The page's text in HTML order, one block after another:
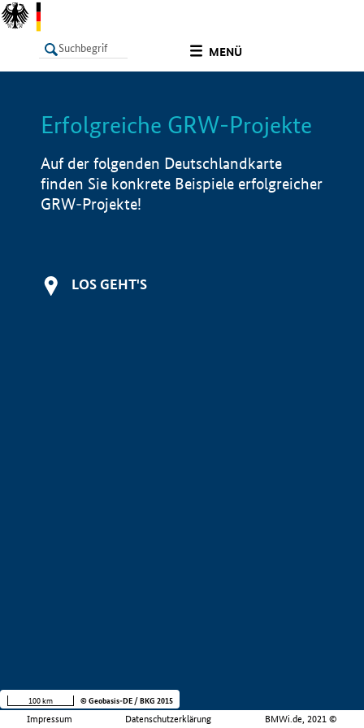
MENÜ
LISTE Info
Erfolgreiche GRW-Projekte
Auf der folgenden Deutschlandkarte
finden Sie konkrete Beispiele erfolgreicher
GRW-Projekte!
LOS GEHT'S
Impressum Datenschutzerklärung BMWi.de, 2021 ©
100 km © Geobasis-DE / BKG 2015